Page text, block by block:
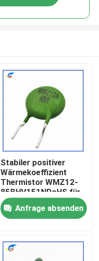
Stabiler positiver
Wärmekoeffizient
Thermistor WMZ12-
85BHV151NRoHS für
Überstromschutz
Zertifiziert RoHS-
kompatibel
Anfrage absenden